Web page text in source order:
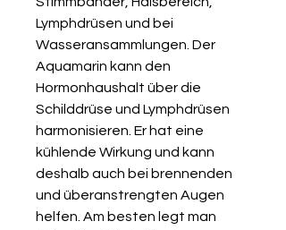
Lymphdrüsen und bei
Wasseransammlungen. Der
Aquamarin kann den
Hormonhaushalt über die
Schilddrüse und Lymphdrüsen
harmonisieren. Er hat eine
kühlende Wirkung und kann
deshalb auch bei brennenden
und überanstrengten Augen
helfen. Am besten legt man